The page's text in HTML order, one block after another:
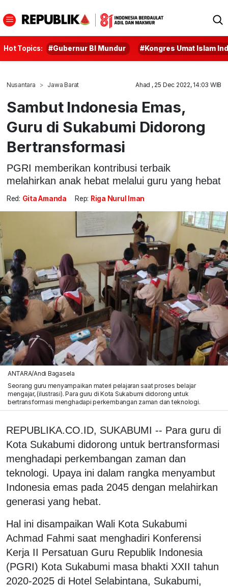
Hot Topics: #Gubernur BI Mundur #Kongres Umat Islam
Nusantara Jawa Barat Ahad , 25 Dec 2022, 14:03 WIB
Sambut Indonesia Emas,
Guru di Sukabumi Didorong
Bertransformasi
PGRI memberikan kontribusi terbaik
melahirkan anak hebat melalui guru yang hebat
Red: Gita Amanda Rep: Riga Nurul Iman
ANTARA/Andi Bagasela
Seorang guru menyampaikan materi pelajaran saat proses belajar
mengajar, (ilustrasi). Para guru di Kota Sukabumi didorong untuk
bertransformasi menghadapi perkembangan zaman dan teknologi.
REPUBLIKA.CO.ID, SUKABUMI -- Para guru di
Kota Sukabumi didorong untuk bertransformasi
menghadapi perkembangan zaman dan
teknologi. Upaya ini dalam rangka menyambut
Indonesia emas pada 2045 dengan melahirkan
generasi yang hebat.
Hal ini disampaikan Wali Kota Sukabumi
Achmad Fahmi saat menghadiri Konferensi
Kerja II Persatuan Guru Republik Indonesia
(PGRI) Kota Sukabumi masa bhakti XXII tahun
2020-2025 di Hotel Selabintana, Sukabumi,